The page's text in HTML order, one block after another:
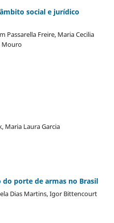
social e jurídico
Passarella Freire, Maria Cecilia
Mouro
Maria Laura Garcia
porte de armas no Brasil
Dias Martins, Igor Bittencourt